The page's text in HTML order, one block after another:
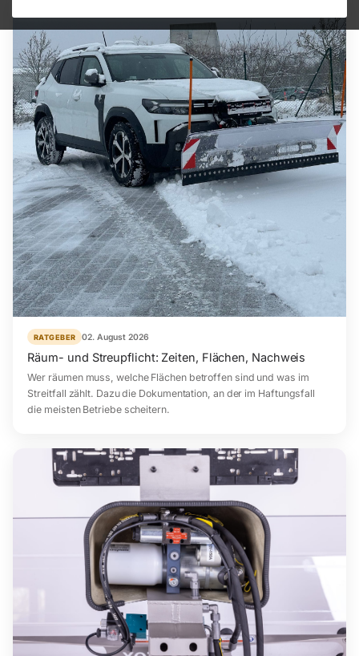
RATGEBER 02. August 2026
Räum- und Streupflicht: Zeiten, Flächen, Nachweis
Wer räumen muss, welche Flächen betroffen sind und was im
Streitfall zählt. Dazu die Dokumentation, an der im Haftungsfall
die meisten Betriebe scheitern.